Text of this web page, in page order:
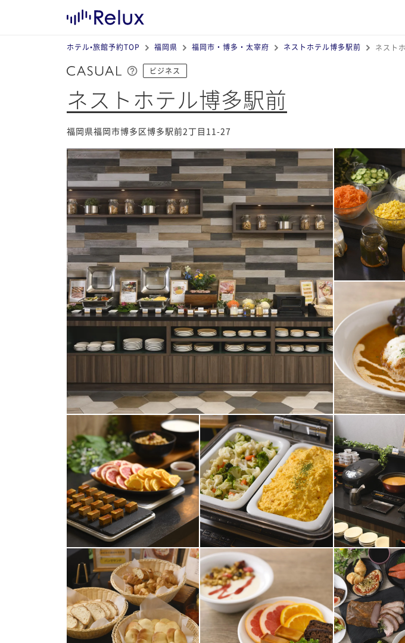
ホテル•旅館予約TOP 福岡県 福岡市・博多・太宰府 ネストホテル博多駅前 ネスト
ビジネス
ネストホテル博多駅前
福岡県福岡市博多区博多駅前2丁目11-27